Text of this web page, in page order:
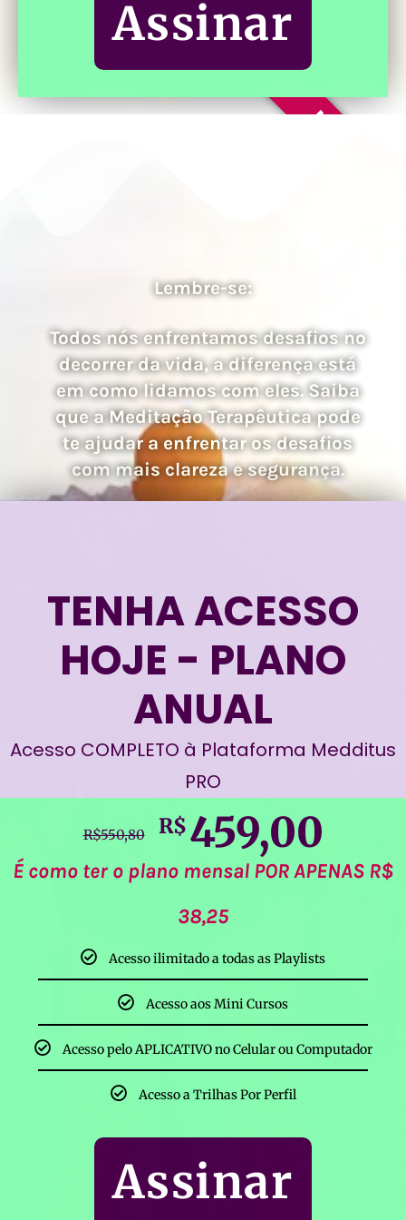
Assinar
Lembre-se:
Todos nós enfrentamos desafios no
decorrer da vida, a diferença está
em como lidamos com eles. Saiba
que a Meditação Terapêutica pode
te ajudar a enfrentar os desafios
com mais clareza e segurança.
TENHA ACESSO
HOJE - PLANO
ANUAL
Acesso COMPLETO à Plataforma Medditus
PRO
R$550,80 R$459,00
É como ter o plano mensal POR APENAS R$
38,25
Acesso ilimitado a todas as Playlists
Acesso aos Mini Cursos
Acesso pelo APLICATIVO no Celular ou Computador
Acesso a Trilhas Por Perfil
Assinar